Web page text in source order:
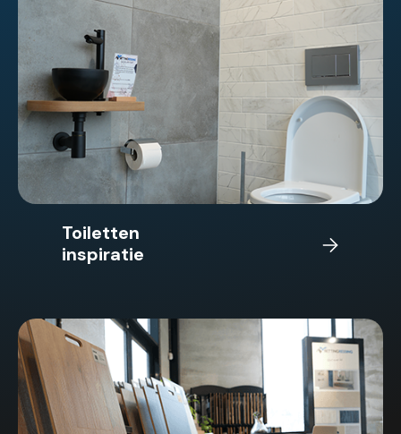
Toiletten
inspiratie